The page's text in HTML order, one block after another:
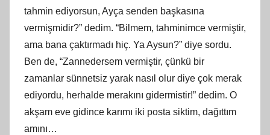
tahmin ediyorsun, Ayça senden başkasına
vermişmidir?” dedim. “Bilmem, tahminimce vermiştir,
ama bana çaktırmadı hiç. Ya Aysun?” diye sordu.
Ben de, “Zannedersem vermiştir, çünkü bir
zamanlar sünnetsiz yarak nasıl olur diye çok merak
ediyordu, herhalde merakını gidermistir!” dedim. O
akşam eve gidince karımı iki posta siktim, dağıttım
amını…